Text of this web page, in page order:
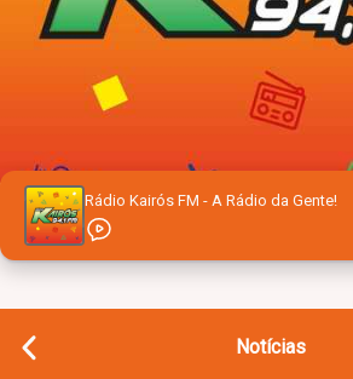
Rádio Kairós FM - A Rádio da Gente!
Notícias